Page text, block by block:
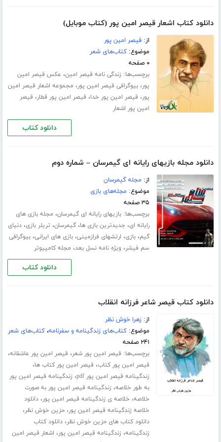
دانلود کتاب اشعار قیصر امین پور (کتاب موبایل)
از:قیصر امین پور
موضوع:کتاب‌های شعر
۰ صفحه
برچسب‌ها: زندگی نامه قیصر امین، عکس قیصر امین
پور،بیوگرافی قیصر امین پور، مجموعه اشعار قیصر امین
پور، قیصر امین پور خدا، قیصر امین پور قطار، قیصر
امین پور اشعار
دانلود کتاب
دانلود مجله بازیهای رایانه ای گیمرسان – شماره دوم
از: مجله گیمرسان
موضوع: مجله‌های بازی
۳۵ صفحه
برچسب‌ها:بازیهای رایانه ای گیمرسان، مجله بازی های
رایانه ای، جدیدترین بازی ها،گیمرسان، تریلر بازی،دنیای
گیم،بازی، ارتشهای فرازمینی،بازی های ایرانی،بیوگرافی
سم فیشر، ویژه نامه نسل بعد، مجله کامپیوتر
دانلود کتاب
دانلود کتاب قیصر شاعر فرزانه انقلاب
از:زهرا خوش نظر
موضوع:کتاب‌های زندگینامه و سفرنامه،کتاب‌های شعر
۲۴۱ صفحه
برچسب‌ها: قیصر امین پور شعر، قیصر امین پور عاشقانه،
قیصر امین پور کتاب، قیصر امین پور کتاب ها،
زندگینامه قیصر امین پور pdf ، زندگینامه قیصر امین پور
به طور خلاصه، زندگینامه قیصر امین پور به صورت
خلاصه، خلاصه ی زندگینامه قیصر امین پور،دانلود
خلاصه زندگینامه قیصر امین پور،حزین خوش نظر،
دانلود کتاب های حزین خوش نظر،دانلود کتاب
زندگینامه، زندگینامه قیصر امین پور، اشعار قیصر امین